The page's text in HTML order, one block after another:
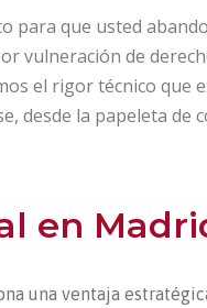
para que usted
vulneración de
el rigor técnico que
desde la papeleta de
en
una ventaja